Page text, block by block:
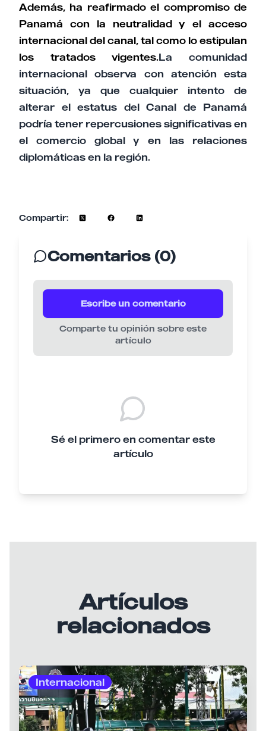
Además, ha reafirmado el compromiso de
Panamá con la neutralidad y el acceso
internacional del canal, tal como lo estipulan
los tratados vigentes.La comunidad
internacional observa con atención esta
situación, ya que cualquier intento de
alterar el estatus del Canal de Panamá
podría tener repercusiones significativas en
el comercio global y en las relaciones
diplomáticas en la región.​
Compartir:
Comentarios (0)
Escribe un comentario
Comparte tu opinión sobre este
artículo
Sé el primero en comentar este
artículo
Artículos
relacionados
Internacional